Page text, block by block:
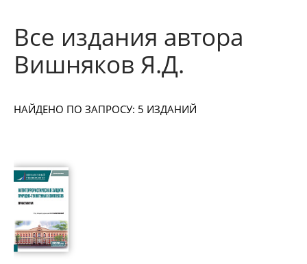
Все издания автора
Вишняков Я.Д.
НАЙДЕНО ПО ЗАПРОСУ: 5 ИЗДАНИЙ